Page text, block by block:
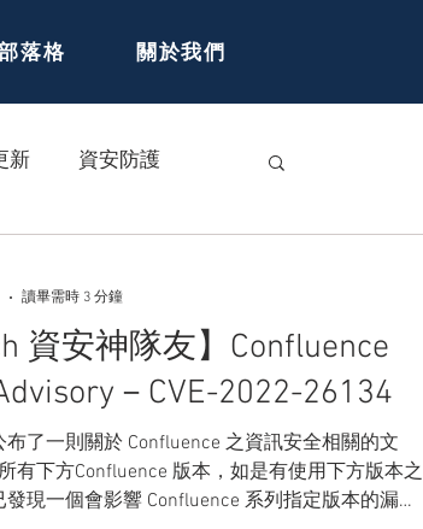
落格 關於我們
新 資安防護
資安神隊友】Confluence
－CVE-2022-26134
了一則關於 Confluence 之資訊安全相關的文
有下方Confluence 版本，如是有使用下方版本之
現一個會影響 Confluence 系列指定版本的漏
讀畢需時 3 分鐘